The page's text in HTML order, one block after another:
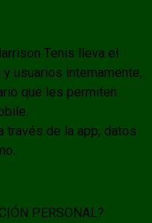
Tenis lleva el
usuarios internamente,
que les permiten
través de la app, datos
PERSONAL?